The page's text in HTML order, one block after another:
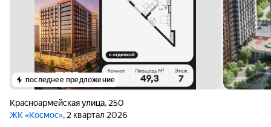
последнее предложение
Красноармейская улица, 250
ЖК «Космос», 2 квартал 2026